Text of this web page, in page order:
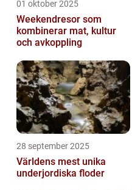
01 oktober 2025
Weekendresor som
kombinerar mat, kultur
och avkoppling
28 september 2025
Världens mest unika
underjordiska floder